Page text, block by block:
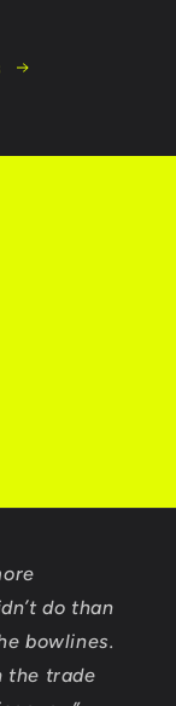
do than
bowlines.
the trade